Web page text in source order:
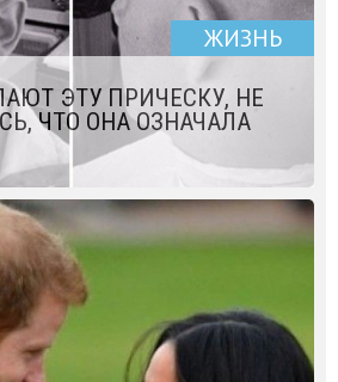
ЖИЗНЬ
ЭТУ ПРИЧЕСКУ, НЕ
ЧТО ОНА ОЗНАЧАЛА